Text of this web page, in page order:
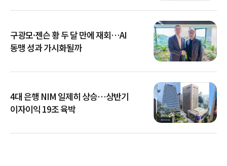
구광모·젠슨 황 두 달 만에 재회…AI
동맹 성과 가시화될까
4대 은행 NIM 일제히 상승…상반기
이자이익 19조 육박